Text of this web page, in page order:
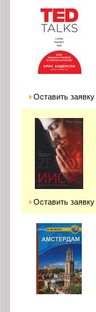
Оставить заявку
Оставить заявку